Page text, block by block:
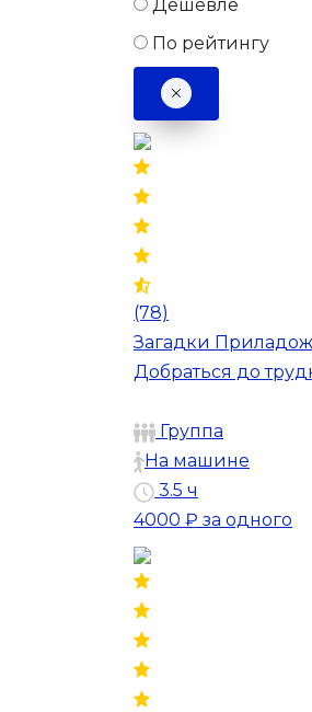
Дешевле
По рейтингу
(78)
Загадки
Добраться до
Группа
На машине
3.5 ч
4000 ₽ за одного